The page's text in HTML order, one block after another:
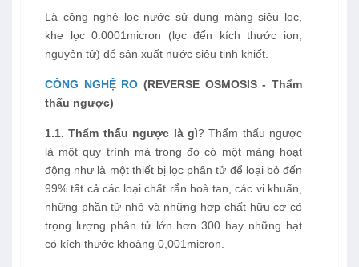
Là công nghệ lọc nước sử dụng màng siêu lọc,
khe lọc 0.0001micron (lọc đến kích thước ion,
nguyên tử) để sản xuất nước siêu tinh khiết.
CÔNG NGHỆ RO (REVERSE OSMOSIS - Thẩm
thấu ngược)
1.1. Thẩm thấu ngược là gì? Thẩm thấu ngược
là một quy trình mà trong đó có một màng hoạt
động như là một thiết bị lọc phân tử để loại bỏ đến
99% tất cả các loại chất rắn hoà tan, các vi khuẩn,
những phần tử nhỏ và những hợp chất hữu cơ có
trọng lượng phân tử lớn hơn 300 hay những hạt
có kích thước khoảng 0,001micron.